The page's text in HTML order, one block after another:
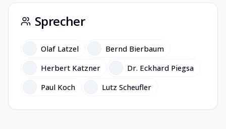
Sprecher
Olaf Latzel
Bernd Bierbaum
Herbert Katzner
Dr. Eckhard Piegsa
Paul Koch
Lutz Scheufler